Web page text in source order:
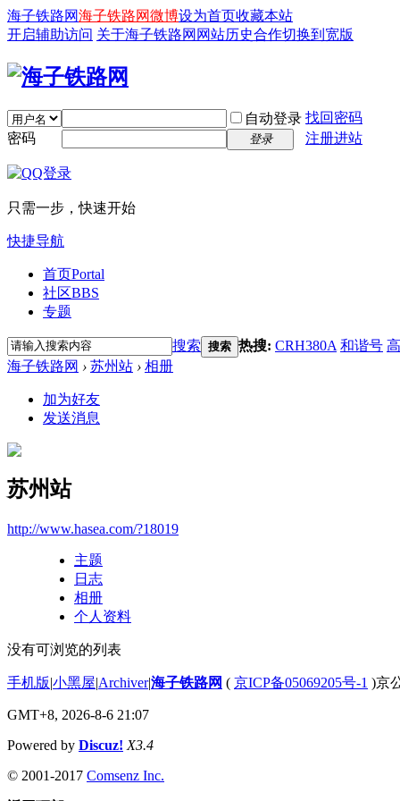
海子铁路网海子铁路网微博设为首页收藏本站
开启辅助访问 关于海子铁路网 网站历史合作切换到宽版
自动登录 找回密码
密码
登录 注册进站
只需一步，快速开始
快捷导航
首页Portal
社区BBS
专题
搜索 搜索 热搜: CRH380A 和谐号
海子铁路网 › 苏州站 › 相册
加为好友
发送消息
苏州站
http://www.hasea.com/?18019
主题
日志
相册
个人资料
没有可浏览的列表
手机版|小黑屋|Archiver|海子铁路网 ( 京ICP备05069205号-1 )京
GMT+8, 2026-8-6 21:07
Powered by Discuz! X3.4
© 2001-2017 Comsenz Inc.